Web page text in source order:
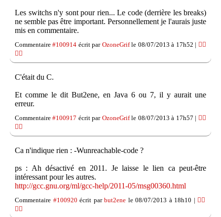
Les switchs n'y sont pour rien... Le code (derrière les breaks)
ne semble pas être important. Personnellement je l'aurais juste
mis en commentaire.
Commentaire#100914 écrit par OzoneGrifle 08/07/2013 à 17h52 | 👍🏽
👎🏽
C'était du C.
Et comme le dit But2ene, en Java 6 ou 7, il y aurait une
erreur.
Commentaire#100917 écrit par OzoneGrifle 08/07/2013 à 17h57 | 👍🏽
👎🏽
Ca n'indique rien : -Wunreachable-code ?
ps : Ah désactivé en 2011. Je laisse le lien ca peut-être
intéressant pour les autres.
http://gcc.gnu.org/ml/gcc-help/2011-05/msg00360.html
Commentaire #100920 écrit parbut2ene le 08/07/2013 à 18h10 | 👍🏽
👎🏽